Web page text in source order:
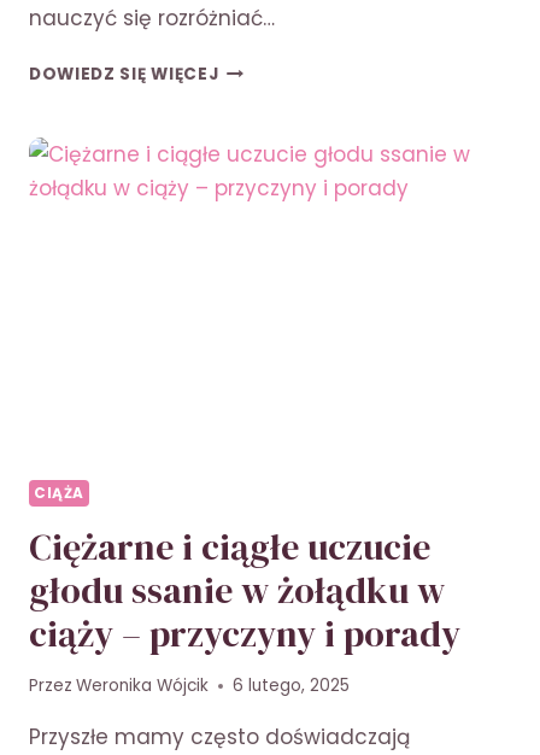
nauczyć się rozróżniać…
DOWIEDZ SIĘ WIĘCEJBÓL
CIĄŻY
1
TRYMESTR
CIĄŻA
Ciężarne i ciągłe uczucie
głodu ssanie w żołądku w
ciąży – przyczyny i porady
Przez Weronika Wójcik 6 lutego, 2025
Przyszłe mamy często doświadczają